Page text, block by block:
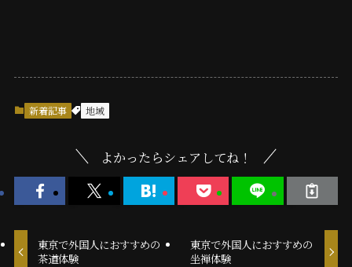
新着記事 地域
よかったらシェアしてね！
東京で外国人におすすめの
茶道体験
東京で外国人におすすめの
坐禅体験